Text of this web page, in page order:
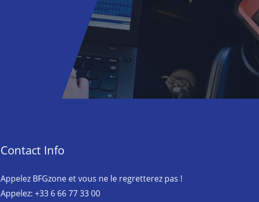
Contact Info
Appelez BFGzone et vous ne le regretterez pas !
Appelez: +33 6 66 77 33 00